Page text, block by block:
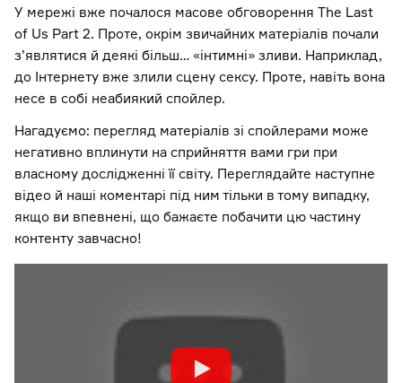
У мережі вже почалося масове обговорення The Last
of Us Part 2. Проте, окрім звичайних матеріалів почали
з’являтися й деякі більш… «інтимні» зливи. Наприклад,
до Інтернету вже злили сцену сексу. Проте, навіть вона
несе в собі неабиякий спойлер.
Нагадуємо: перегляд матеріалів зі спойлерами може
негативно вплинути на сприйняття вами гри при
власному дослідженні її світу. Переглядайте наступне
відео й наші коментарі під ним тільки в тому випадку,
якщо ви впевнені, що бажаєте побачити цю частину
контенту завчасно!